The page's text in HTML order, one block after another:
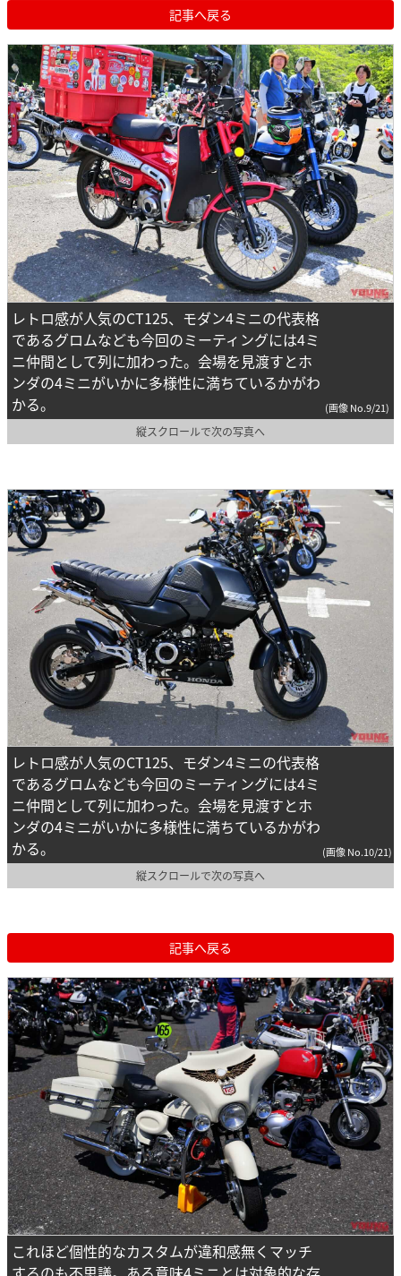
記事へ戻る
レトロ感が人気のCT125、モダン4ミニの代表格
であるグロムなども今回のミーティングには4ミ
ニ仲間として列に加わった。会場を見渡すとホ
ンダの4ミニがいかに多様性に満ちているかがわ
かる。
(画像 No.9/21)
縦スクロールで次の写真へ
レトロ感が人気のCT125、モダン4ミニの代表格
であるグロムなども今回のミーティングには4ミ
ニ仲間として列に加わった。会場を見渡すとホ
ンダの4ミニがいかに多様性に満ちているかがわ
かる。
(画像 No.10/21)
縦スクロールで次の写真へ
記事へ戻る
これほど個性的なカスタムが違和感無くマッチ